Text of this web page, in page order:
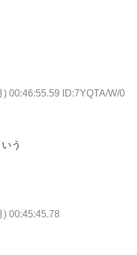
) 00:46:55.59 ID:7YQTA/W/0
う
) 00:45:45.78